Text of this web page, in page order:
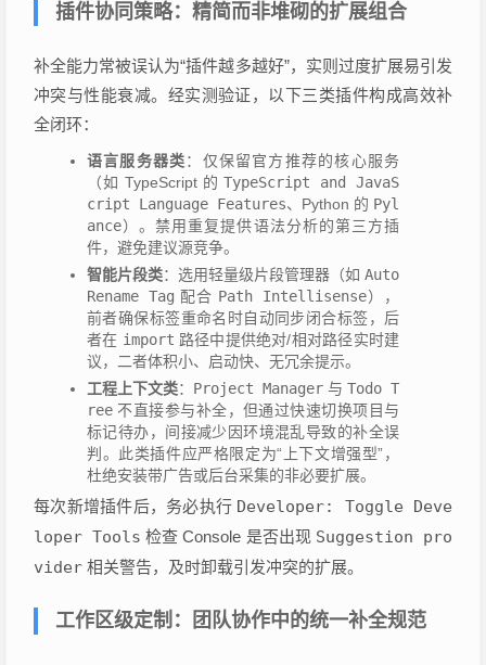
插件协同策略：精简而非堆砌的扩展组合
补全能力常被误认为“插件越多越好”，实则过度扩展易引发
冲突与性能衰减。经实测验证，以下三类插件构成高效补
全闭环：
语言服务器类：仅保留官方推荐的核心服务
（如 TypeScript 的TypeScript and JavaS
cript Language Features、Python 的 Pyl
ance）。禁用重复提供语法分析的第三方插
件，避免建议源竞争。
智能片段类：选用轻量级片段管理器（如 Auto
Rename Tag 配合 Path Intellisense），
前者确保标签重命名时自动同步闭合标签，后
者在 import 路径中提供绝对/相对路径实时建
议，二者体积小、启动快、无冗余提示。
工程上下文类： Project Manager 与 Todo T
ree 不直接参与补全，但通过快速切换项目与
标记待办，间接减少因环境混乱导致的补全误
判。此类插件应严格限定为“上下文增强型”，
杜绝安装带广告或后台采集的非必要扩展。
每次新增插件后，务必执行 Developer: Toggle Deve
loper Tools 检查 Console 是否出现 Suggestion pro
vider 相关警告，及时卸载引发冲突的扩展。
工作区级定制：团队协作中的统一补全规范